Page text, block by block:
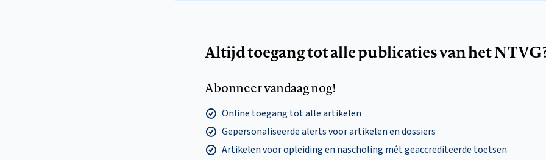
Altijd toegang tot alle publicaties van het
Abonneer vandaag nog!
Online toegang tot alle artikelen
Gepersonaliseerde alerts voor artikelen en dossiers
Artikelen voor opleiding en nascholing mét geaccrediteerde toetsen